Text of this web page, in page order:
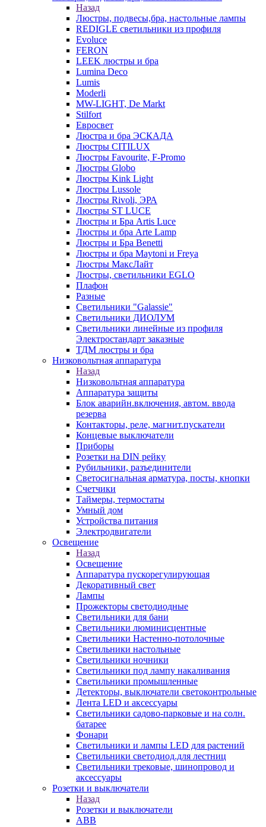
Назад
Люстры, подвесы,бра, настольные лампы
REDIGLE светильники из профиля
Evoluce
FERON
LEEK люстры и бра
Lumina Deco
Lumis
Moderli
MW-LIGHT, De Markt
Stilfort
Евросвет
Люстра и бра ЭСКАДА
Люстры CITILUX
Люстры Favourite, F-Promo
Люстры Globo
Люстры Kink Light
Люстры Lussole
Люстры Rivoli, ЭРА
Люстры ST LUCE
Люстры и Бра Artis Luce
Люстры и бра Arte Lamp
Люстры и Бра Benetti
Люстры и бра Maytoni и Freya
Люстры МаксЛайт
Люстры, светильники EGLO
Плафон
Разные
Светильники "Galassie"
Светильники ДИОЛУМ
Светильники линейные из профиля
Электростандарт заказные
ТДМ люстры и бра
Низковольтная аппаратура
Назад
Низковольтная аппаратура
Аппаратура защиты
Блок аварийн.включения, автом. ввода
резерва
Контакторы, реле, магнит.пускатели
Концевые выключатели
Приборы
Розетки на DIN рейку
Рубильники, разъединители
Светосигнальная арматура, посты, кнопки
Счетчики
Таймеры, термостаты
Умный дом
Устройства питания
Электродвигатели
Освещение
Назад
Освещение
Аппаратура пускорегулирующая
Декоративный свет
Лампы
Прожекторы светодиодные
Светильники для бани
Светильники люминисцентные
Светильники Настенно-потолочные
Светильники настольные
Светильники ночники
Светильники под лампу накаливания
Светильники промышленные
Детекторы, выключатели светоконтрольные
Лента LED и аксессуары
Светильники садово-парковые и на солн.
батарее
Фонари
Светильники и лампы LED для растений
Светильники светодиод.для лестниц
Светильники трековые, шинопровод и
аксессуары
Розетки и выключатели
Назад
Розетки и выключатели
ABB